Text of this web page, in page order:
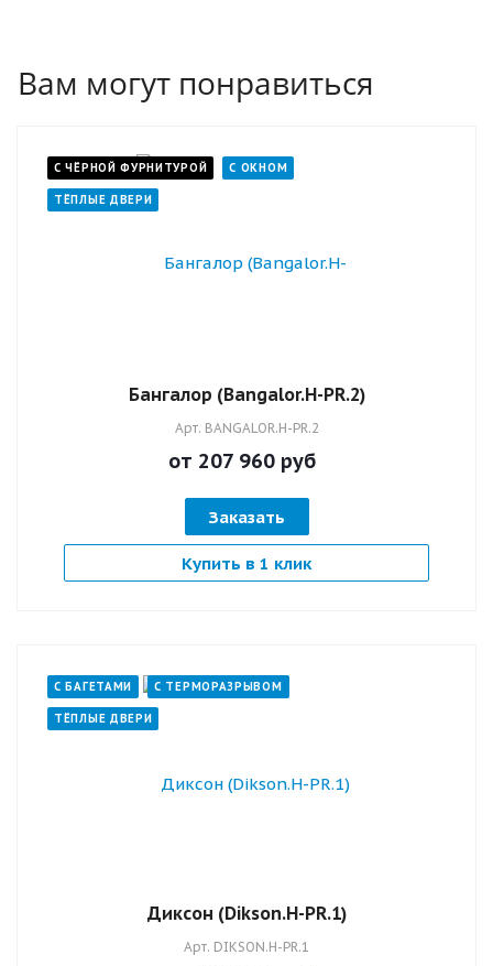
эксплуатации.
Вам могут понравиться
С ЧЁРНОЙ ФУРНИТУРОЙ С ОКНОМ
ТЁПЛЫЕ ДВЕРИ
Бангалор (Bangalor.H-PR.2)
Арт. BANGALOR.H-PR.2
от 207 960 руб
Заказать
Купить в 1 клик
С БАГЕТАМИ С ТЕРМОРАЗРЫВОМ
ТЁПЛЫЕ ДВЕРИ
Диксон (Dikson.H-PR.1)
Арт. DIKSON.H-PR.1